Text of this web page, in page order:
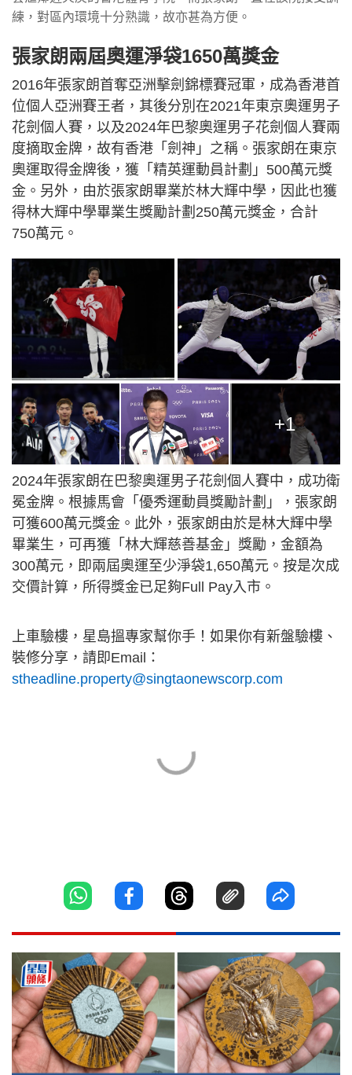
練，對區內環境十分熟識，故亦甚為方便。
張家朗兩屆奧運淨袋1650萬獎金
2016年張家朗首奪亞洲擊劍錦標賽冠軍，成為香港首
位個人亞洲賽王者，其後分別在2021年東京奧運男子
花劍個人賽，以及2024年巴黎奧運男子花劍個人賽兩
度摘取金牌，故有香港「劍神」之稱。張家朗在東京
奧運取得金牌後，獲「精英運動員計劃」500萬元獎
金。另外，由於張家朗畢業於林大輝中學，因此也獲
得林大輝中學畢業生獎勵計劃250萬元獎金，合計
750萬元。
+1
2024年張家朗在巴黎奧運男子花劍個人賽中，成功衛
冕金牌。根據馬會「優秀運動員獎勵計劃」，張家朗
可獲600萬元獎金。此外，張家朗由於是林大輝中學
畢業生，可再獲「林大輝慈善基金」獎勵，金額為
300萬元，即兩屆奧運至少淨袋1,650萬元。按是次成
交價計算，所得獎金已足夠Full Pay入市。
上車驗樓，星島搵專家幫你手！如果你有新盤驗樓、
裝修分享，請即Email：
stheadline.property@singtaonewscorp.com